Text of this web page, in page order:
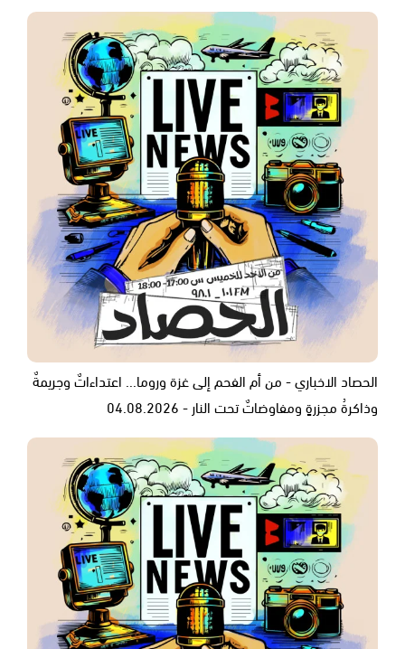
الحصاد الاخباري - من أم الفحم إلى غزة وروما... اعتداءاتٌ وجريمةٌ
وذاكرةُ مجزرةٍ ومفاوضاتٌ تحت النار - 04.08.2026